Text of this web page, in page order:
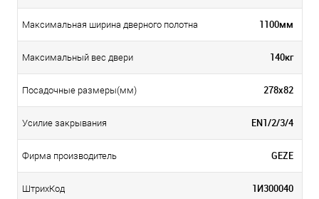
Максимальная ширина дверного полотна 1100мм
Максимальный вес двери 140кг
Посадочные размеры(мм) 278х82
Усилие закрывания EN1/2/3/4
Фирма производитель GEZE
ШтрихКод 1И300040